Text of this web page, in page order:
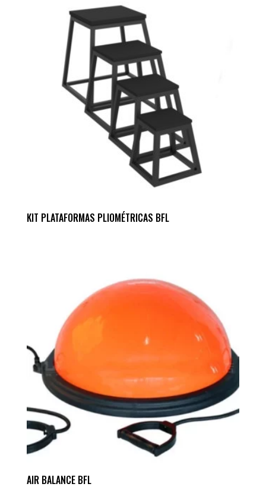
KIT PLATAFORMAS PLIOMÉTRICAS BFL
AIR BALANCE BFL